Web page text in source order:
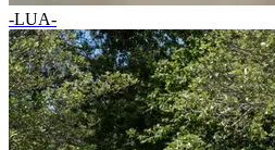
-LUA-